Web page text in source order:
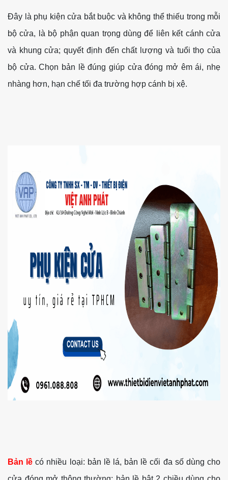
Đây là phụ kiện cửa bắt buộc và không thể thiếu trong mỗi
bộ cửa, là bộ phận quan trọng dùng để liên kết cánh cửa
và khung cửa; quyết định đến chất lượng và tuổi thọ của
bộ cửa. Chọn bản lề đúng giúp cửa đóng mở êm ái, nhẹ
nhàng hơn, hạn chế tối đa trường hợp cánh bị xệ.
Bản lề có nhiều loại: bản lề lá, bản lề cối đa số dùng cho